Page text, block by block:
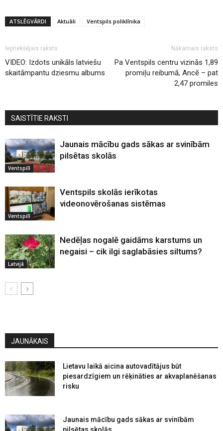
ATSLĒGVĀRDI Aktuāli Ventspils poliklīnika
Iepriekšējais raksts
VIDEO: Izdots unikāls latviešu
skaitāmpantu dziesmu albums
Nākamais raksts
Pa Ventspils centru vizinās 1,89
promiļu reibumā, Ancē – pat
2,47 promiles
SAISTĪTIE RAKSTI
Ventspilī
Jaunais mācību gads sākas ar svinībām
pilsētas skolās
Ventspilī
Ventspils skolās ierīkotas
videonovērošanas sistēmas
Latvijā
Nedēļas nogalē gaidāms karstums un
negaisi – cik ilgi saglabāsies siltums?
JAUNĀKAIS
Lietavu laikā aicina autovadītājus būt
piesardzīgiem un rēķināties ar akvaplanēšanas
risku
Jaunais mācību gads sākas ar svinībām
pilsētas skolās